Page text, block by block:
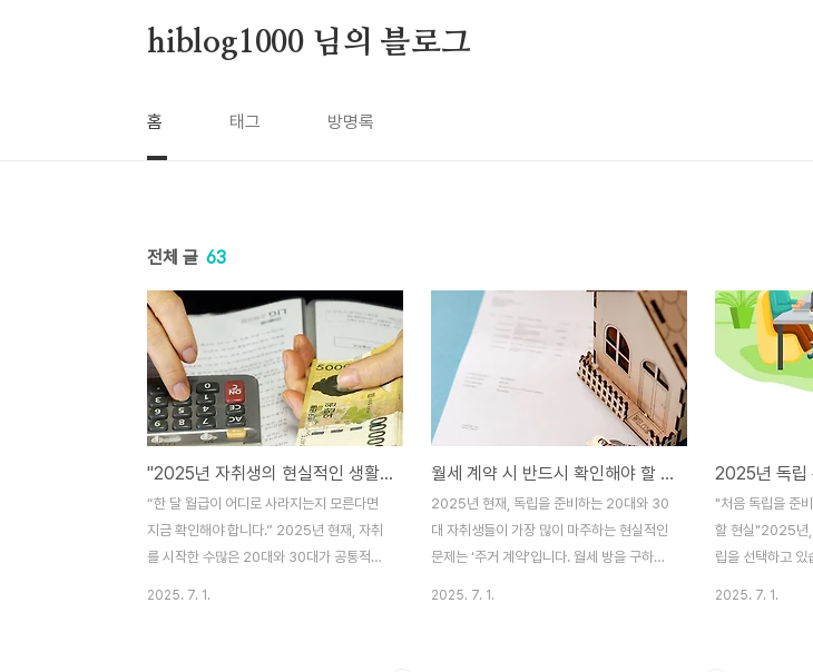
hiblog1000 님의 블로그
홈 태그 방명록
전체 글 63
"2025년 자취생의 현실적인 생활비 구성과 절약 전략"
“한 달 월급이 어디로 사라지는지 모른다면
지금 확인해야 합니다.” 2025년 현재, 자취
를 시작한 수많은 20대와 30대가 공통적으
2025. 7. 1.
월세 계약 시 반드시 확인해야 할 7가지 체크리스트 (2025년 자취생 필독)
2025년 현재, 독립을 준비하는 20대와 30
대 자취생들이 가장 많이 마주하는 현실적인
문제는 ‘주거 계약’입니다. 월세 방을 구하는
2025. 7. 1.
"처음 독립을 준
할 현실"2025년
립을 선택하고 있
2025. 7. 1.